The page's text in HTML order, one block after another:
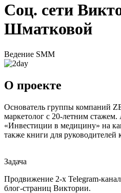
Соц. сети
Шматковой
Ведение SMM
О проекте
Основатель группы компаний
маркетолог с 20-летним
«Инвестиции в медицину» на
также книги для руководителей
Задача
Продвижение 2-х Telegram-
блог-страниц Виктории.